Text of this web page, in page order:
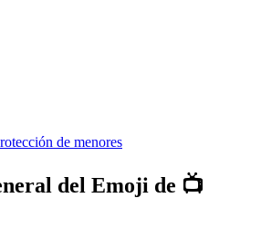
de menores
del Emoji de 📺